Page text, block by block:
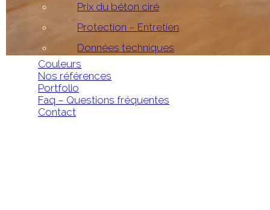
Prix du béton ciré
Protection – Entretien
Données techniques
Couleurs
Nos références
Portfolio
Faq – Questions fréquentes
Contact